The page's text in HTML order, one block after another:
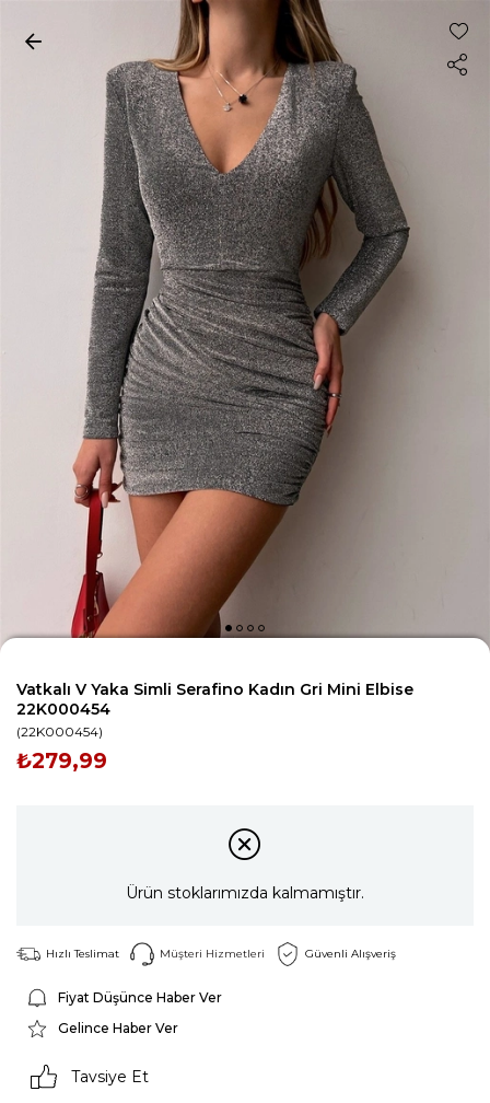
Vatkalı V Yaka Simli Serafino Kadın Gri Mini Elbise
22K000454
(22K000454)
₺279,99
Ürün stoklarımızda kalmamıştır.
Hızlı Teslimat Müşteri Hizmetleri Güvenli Alışveriş
Fiyat Düşünce Haber Ver
Gelince Haber Ver
Tavsiye Et